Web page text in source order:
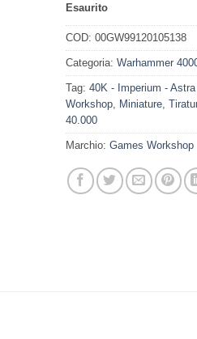
Esaurito
COD: 00GW99120105138
Categoria: Warhammer
Tag: 40K - Imperium -
Workshop Miniature
40.000
Marchio: Games Workshop